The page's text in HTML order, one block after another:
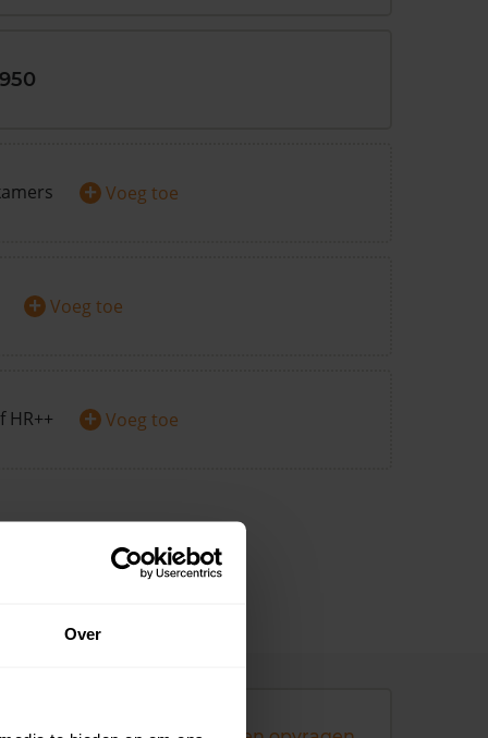
Over
+ Voeg toe
+ Voeg toe
HR++ + Voeg toe